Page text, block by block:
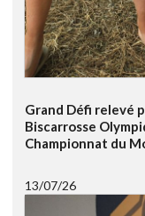
Grand Défi relevé
Biscarrosse
Championnat du
13/07/26